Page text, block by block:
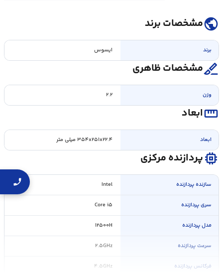
publicمشخصات برند
برند ایسوس
surgicalمشخصات ظاهری
وزن ۲.۲
straightenابعاد
ابعاد ۳۵۴x۲۵۱x۲۲.۴ میلی متر
memoryپردازنده مرکزی
سازنده پردازنده Intel
سری پردازنده Core i۵
مدل پردازنده ۱۲۵۰۰H
سرعت پردازنده ۲.۵GHz
فرکانس پردازنده ۴.۵GHz